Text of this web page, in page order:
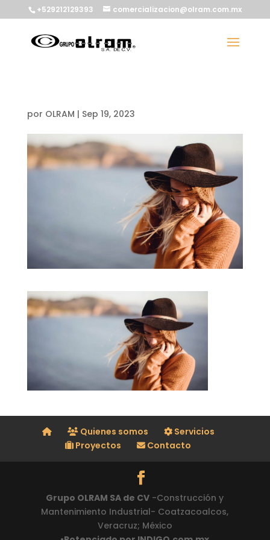
+529212129393 comercializacion@olram.com.mx
por OLRAM | Sep 19, 2023
Quienes somos
Servicios
Proyectos
Contacto
Grupo OLRAM SA de CV -Construcción y
Mantenimiento Industrial- Coatzacoalcos,
Veracruz; México